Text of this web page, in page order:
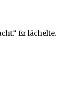
Er lächelte.